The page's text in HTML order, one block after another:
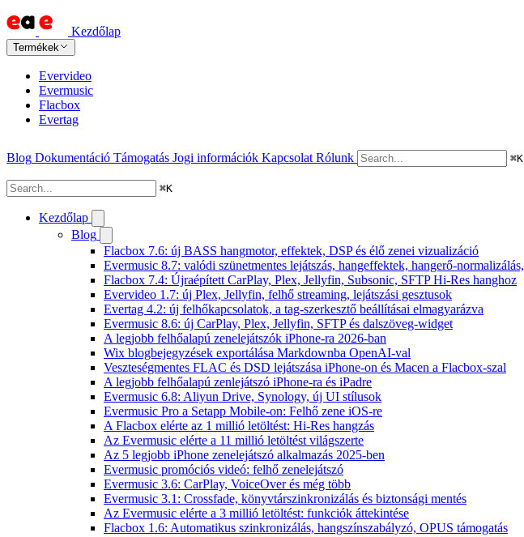
Kezdőlap
Termékek
Evervideo
Evermusic
Flacbox
Evertag
Blog Dokumentáció Támogatás Jogi információk Kapcsolat Rólunk ⌘K
⌘K
Kezdőlap
Blog
Flacbox 7.6: új BASS hangmotor, effektek, DSP és élő zenei vizualizáció
Evermusic 8.7: valódi szünetmentes lejátszás, hangeffektek, hangerő-
Flacbox 7.4: Újraépített CarPlay, Plex, Jellyfin, Subsonic, SFTP Hi-Res hanghoz
Evervideo 1.7: új Plex, Jellyfin, felhő streaming, lejátszási gesztusok
Evertag 4.2: új felhőkapcsolatok, a tag-szerkesztő beállításai elmagyarázva
Evermusic 8.6: új CarPlay, Plex, Jellyfin, SFTP és dalszöveg-widget
A legjobb felhőalapú zenelejátszók iPhone-ra 2026-ban
Wix blogbejegyzések exportálása Markdownba OpenAI-val
Veszteségmentes FLAC és DSD lejátszása iPhone-on és Macen a Flacbox-szal
A legjobb felhőalapú zenlejátszó iPhone-ra és iPadre
Evermusic 6.8: Aliyun Drive, Synology, új UI stílusok
Evermusic Pro a Setapp Mobile-on: Felhő zene iOS-re
A Flacbox elérte az 1 millió letöltést: Hi-Res hangzás
Az Evermusic elérte a 11 millió letöltést világszerte
Az 5 legjobb iPhone zenelejátszó alkalmazás 2025-ben
Evermusic promóciós videó: felhő zenelejátszó
Evermusic 3.6: CarPlay, VoiceOver és még több
Evermusic 3.1: Crossfade, könyvtárszinkronizálás és biztonsági mentés
Az Evermusic elérte a 3 millió letöltést: funkciók áttekintése
Flacbox 1.6: Automatikus szinkronizálás, hangszínszabályzó, OPUS támogatás